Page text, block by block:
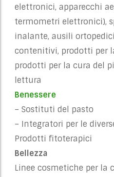
elettronici, apparecchi
termometri elettronici),
inalante, ausili
contenitivi, prodotti per
prodotti per la cura del
lettura
Benessere
– Sostituti del pasto
– Integratori per le
Prodotti fitoterapici
Bellezza
Linee cosmetiche per la